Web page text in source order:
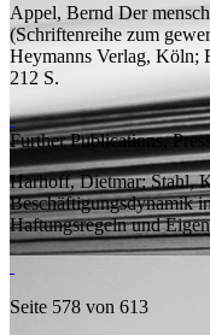
Appel, Bernd Der
(Schriftenreihe zum
Heymanns Verlag,
212 S.
Further Publications,
Harhoff, Dietmar;Stahl,
Beschäftigungsdynamik
Haftungsregeln und
Seite 578 von 613